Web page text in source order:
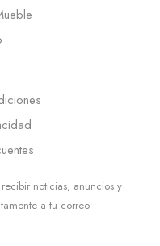
noticias, anuncios y
a tu correo